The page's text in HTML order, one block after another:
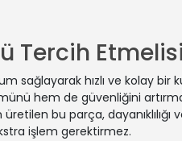
VW |
AUDI | 80
VW |
VW |
AUDI | 80
Tercih
sağlayarak hızlı ve kolay bir
hem de güvenliğini
bu parça,
işlem gerektirmez.